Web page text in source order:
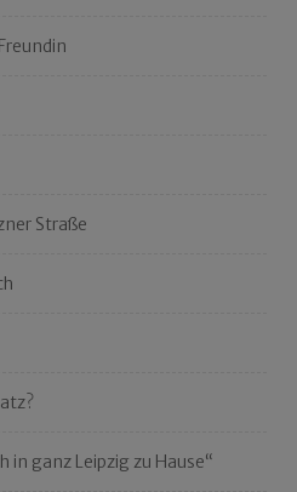
Straße
in ganz Leipzig zu Hause“